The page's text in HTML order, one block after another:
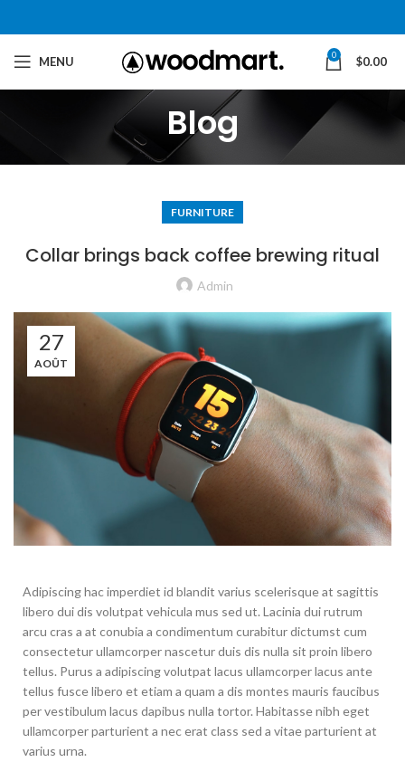
MENU 0 $0.00
Blog
FURNITURE
Collar brings back coffee brewing ritual
Admin
27
AOÛT
Adipiscing hac imperdiet id blandit varius scelerisque at sagittis
libero dui dis volutpat vehicula mus sed ut. Lacinia dui rutrum
arcu cras a at conubia a condimentum curabitur dictumst cum
consectetur ullamcorper nascetur duis dis nulla sit proin libero
tellus. Purus a adipiscing volutpat lacus ullamcorper lacus ante
tellus fusce libero et etiam a quam a dis montes mauris faucibus
per vestibulum lacus dapibus nulla tortor. Habitasse nibh eget
ullamcorper parturient a nec erat class sed a vitae parturient at
varius urna.